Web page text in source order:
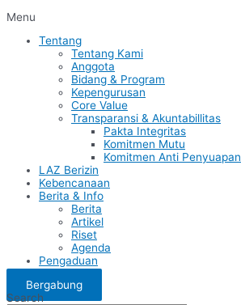
Menu
Tentang
Tentang Kami
Anggota
Bidang & Program
Kepengurusan
Core Value
Transparansi & Akuntabillitas
Pakta Integritas
Komitmen Mutu
Komitmen Anti Penyuapan
LAZ Berizin
Kebencanaan
Berita & Info
Berita
Artikel
Riset
Agenda
Pengaduan
Bergabung
Search